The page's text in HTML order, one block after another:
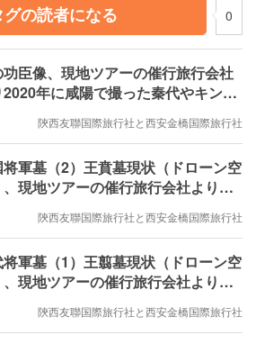
グの読者になる
0
臣像、現地ツアーの催行旅行会社
2020年に咸陽で撮った秦代やキング
陝西友聯国際旅行社と西安金橋国際旅行社
軍墓（2）王賁墓現状（ドローン空
現地ツアーの催行旅行会社より
地の動画陝西友聯国際旅行社と西安金橋国際旅行社
軍墓（1）王翦墓現状（ドローン空
現地ツアーの催行旅行会社より
地の動画陝西友聯国際旅行社と西安金橋国際旅行社